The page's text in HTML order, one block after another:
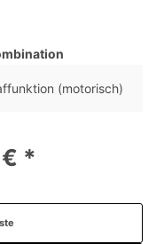
(motorisch)
*